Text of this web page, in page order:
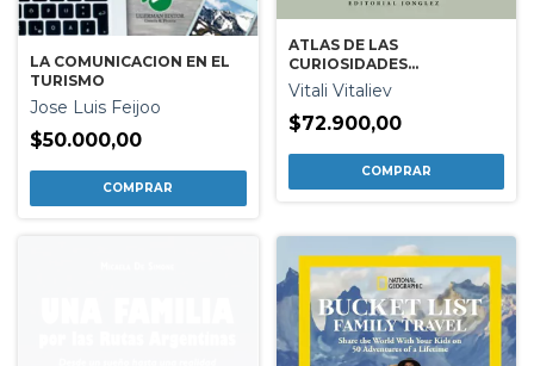
LA COMUNICACION EN EL
TURISMO
Jose Luis Feijoo
$50.000,00
ATLAS DE LAS
CURIOSIDADES
GEOGRAFICAS
Vitali Vitaliev
$72.900,00